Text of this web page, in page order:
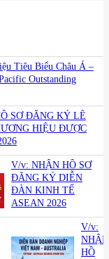
Tiêu Biểu Châu Á –
Outstanding
SƠ ĐĂNG KÝ LỄ
HIỆU ĐƯỢC
V/v: NHẬN HỒ SƠ
ĐĂNG KÝ DIỄN
ĐÀN KINH TẾ
ASEAN 2026
V/v:
NHẬN
HỒ